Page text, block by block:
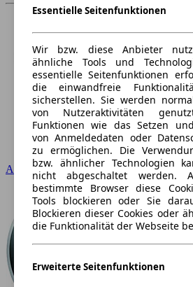
Audi
Essentielle Seitenfunktionen
Wir bzw. diese Anbieter
ähnliche Tools und
essentielle Seitenfunktionen
die einwandfreie
sicherstellen. Sie werden
von Nutzeraktivitäten
Funktionen wie das Setzen
von Anmeldedaten oder
zu ermöglichen. Die
bzw. ähnlicher Technologien
nicht abgeschaltet werden.
bestimmte Browser diese
Tools blockieren oder Sie
Blockieren dieser Cookies oder
die Funktionalität der Webseite
Erweiterte Seitenfunktionen